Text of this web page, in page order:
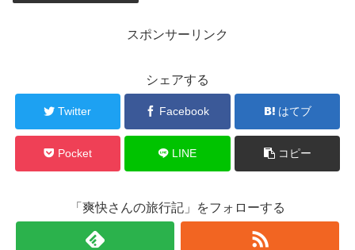
スポンサーリンク
シェアする
Twitter Facebook はてブ
Pocket LINE コピー
「爽快さんの旅行記」をフォローする